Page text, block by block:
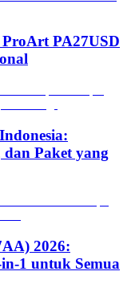
PA27USD
Paket yang
2026:
1 untuk Semua